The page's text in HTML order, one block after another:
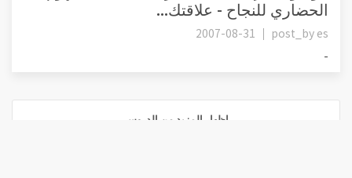
الحضاري للنجاح - علاقتك...
post_by es
2007-08-31
-
إظهار المزيد من الدروس